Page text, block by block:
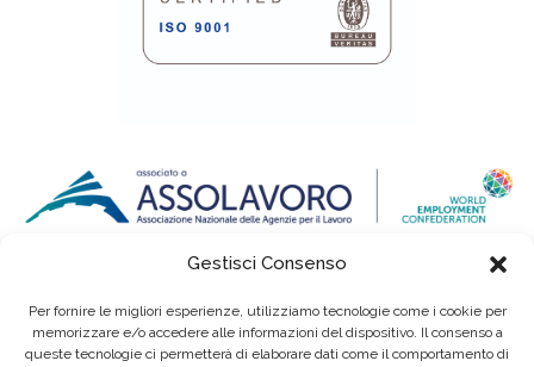
Gestisci Consenso
Per fornire le migliori esperienze, utilizziamo tecnologie come i cookie per
memorizzare e/o accedere alle informazioni del dispositivo. Il consenso a
queste tecnologie ci permetterà di elaborare dati come il comportamento di